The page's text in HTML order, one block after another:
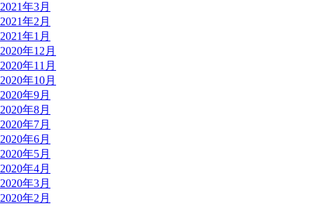
2021年3月
2021年2月
2021年1月
2020年12月
2020年11月
2020年10月
2020年9月
2020年8月
2020年7月
2020年6月
2020年5月
2020年4月
2020年3月
2020年2月